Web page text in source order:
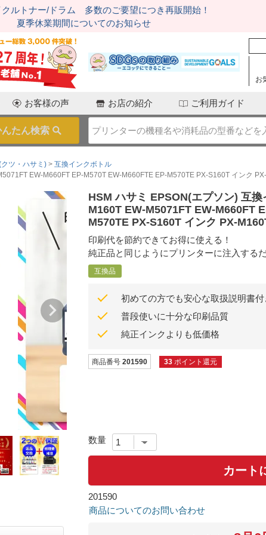
クルトナー/ドラム 多数のご要望につき再販開始！
夏季休業期間についてのお知らせ
お
お客様の声 お店の紹介 ご利用ガイド
ツ・ハサミ)
互換インクボトル
EW-M660FT EP-M570T EW-M660FTE EP-M570TE PX-S160T インク
HSM ハサミ EPSON(エプソン) 互
M160T EW-M5071FT EW-M660FT
M570TE PX-S160T インク PX-
印刷代を節約できてお得に使える！
純正品と同じようにプリンターに注入するだ
互換品
初めての方でも安心な取扱説明書付
普段使いに十分な印刷品質
純正インクよりも低価格
商品番号 201590 33 ポイント還元
カート
201590
商品についてのお問い合わせ